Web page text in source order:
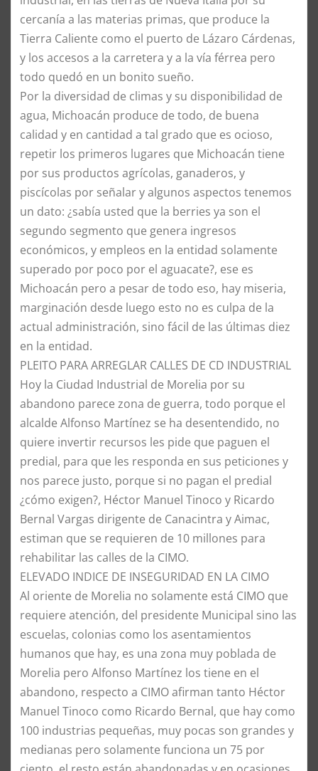
cercanía a las materias primas, que produce la
Tierra Caliente como el puerto de Lázaro Cárdenas,
y los accesos a la carretera y a la vía férrea pero
todo quedó en un bonito sueño.
​Por la diversidad de climas y su disponibilidad de
agua, Michoacán produce de todo, de buena
calidad y en cantidad a tal grado que es ocioso,
repetir los primeros lugares que Michoacán tiene
por sus productos agrícolas, ganaderos, y
piscícolas por señalar y algunos aspectos tenemos
un dato: ¿sabía usted que la berries ya son el
segundo segmento que genera ingresos
económicos, y empleos en la entidad solamente
superado por poco por el aguacate?, ese es
Michoacán pero a pesar de todo eso, hay miseria,
marginación desde luego esto no es culpa de la
actual administración, sino fácil de las últimas diez
en la entidad.
​PLEITO PARA ARREGLAR CALLES DE CD INDUSTRIAL
​Hoy la Ciudad Industrial de Morelia por su
abandono parece zona de guerra, todo porque el
alcalde Alfonso Martínez se ha desentendido, no
quiere invertir recursos les pide que paguen el
predial, para que les responda en sus peticiones y
nos parece justo, porque si no pagan el predial
¿cómo exigen?, Héctor Manuel Tinoco y Ricardo
Bernal Vargas dirigente de Canacintra y Aimac,
estiman que se requieren de 10 millones para
rehabilitar las calles de la CIMO.
​ELEVADO INDICE DE INSEGURIDAD EN LA CIMO
​Al oriente de Morelia no solamente está CIMO que
requiere atención, del presidente Municipal sino las
escuelas, colonias como los asentamientos
humanos que hay, es una zona muy poblada de
Morelia pero Alfonso Martínez los tiene en el
abandono, respecto a CIMO afirman tanto Héctor
Manuel Tinoco como Ricardo Bernal, que hay como
100 industrias pequeñas, muy pocas son grandes y
medianas pero solamente funciona un 75 por